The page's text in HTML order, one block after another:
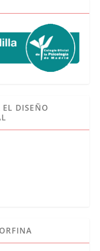
DISEÑO